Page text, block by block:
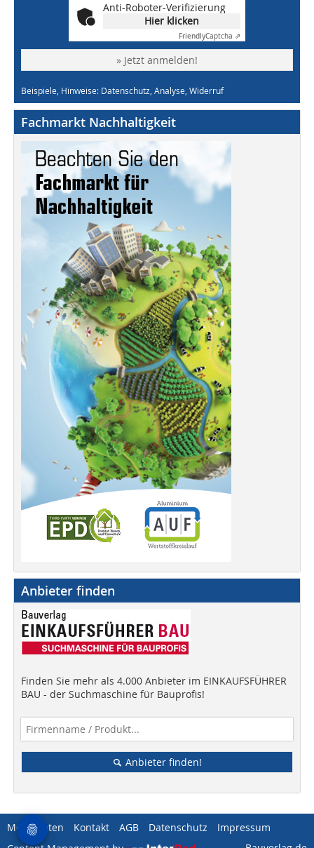
Anti-Roboter-Verifizierung
Hier klicken
FriendlyCaptcha ⇗
» Jetzt anmelden!
Beispiele, Hinweise: Datenschutz, Analyse, Widerruf
Fachmarkt Nachhaltigkeit
Anbieter finden
Finden Sie mehr als 4.000 Anbieter im EINKAUFSFÜHRER
BAU - der Suchmaschine für Bauprofis!
Anbieter finden!
Mediadaten Kontakt AGB Datenschutz
Impressum